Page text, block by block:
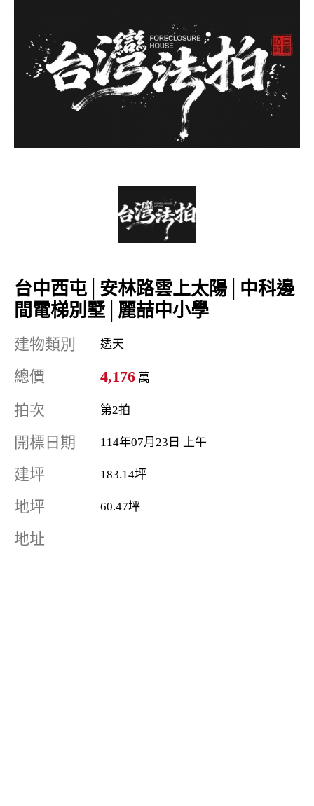
台中西屯│安林路雲上太陽│中科邊
間電梯別墅│麗喆中小學
建物類別 透天
總價 4,176 萬
拍次 第2拍
開標日期 114年07月23日 上午
建坪 183.14坪
地坪 60.47坪
地址